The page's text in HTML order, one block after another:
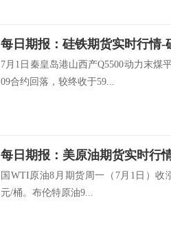
7月1日秦皇岛港山西产Q5500动力末煤
09合约回落，较终收于59...
国WTI原油8月期货周一（7月1日）收
元/桶。布伦特原油9...